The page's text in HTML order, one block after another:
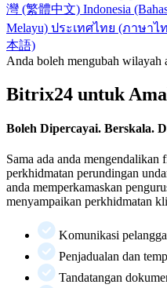
灣 (繁體中文) Indonesia
Melayu) ประเทศไทย (ภาษาไ
本語)
Anda boleh mengubah wilayah
Bitrix24 untuk
Boleh Dipercayai. Berskala.
Sama ada anda mengendalikan
perkhidmatan perundingan
anda memperkamaskan
menyampaikan perkhidmatan
Komunikasi
Penjadualan dan
Tandatangan